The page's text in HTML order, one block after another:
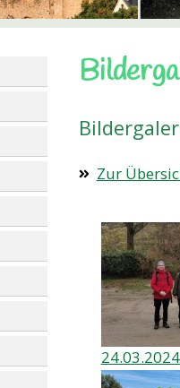
Zur